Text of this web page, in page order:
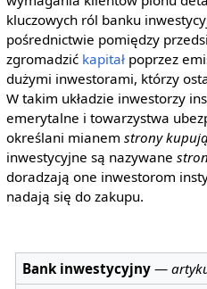
kluczowych ról banku
pośrednictwie pomiędzy
zgromadzić kapitałpoprzez
dużymi inwestorami, którzy
W takim układzie inwestorzy
emerytalne i towarzystwa
określani mianem strony
inwestycyjne są nazywane
doradzają one inwestorom
nadają się do zakupu.
Bank inwestycyjny —